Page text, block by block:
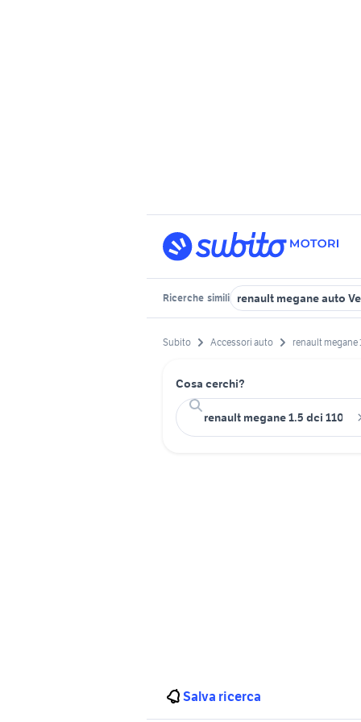
Ricerche simili renault megane auto
Subito Accessori auto renault megane
Cosa cerchi?
Salva ricerca